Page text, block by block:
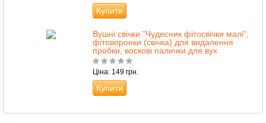
Купити
Вушні свічки "Чудесник фітосвічки малі",
фітоворонки (свічка) для видалення
пробки, воскові палички для вух
Ціна: 149 грн.
Купити